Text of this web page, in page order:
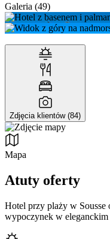
Galeria (49)
Zdjęcia klientów (84)
Mapa
Atuty oferty
Hotel przy plaży w Sousse
wypoczynek w eleganckim